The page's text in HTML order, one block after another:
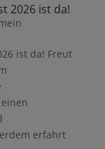
2026 ist da!
ist da! Freut
erfahrt